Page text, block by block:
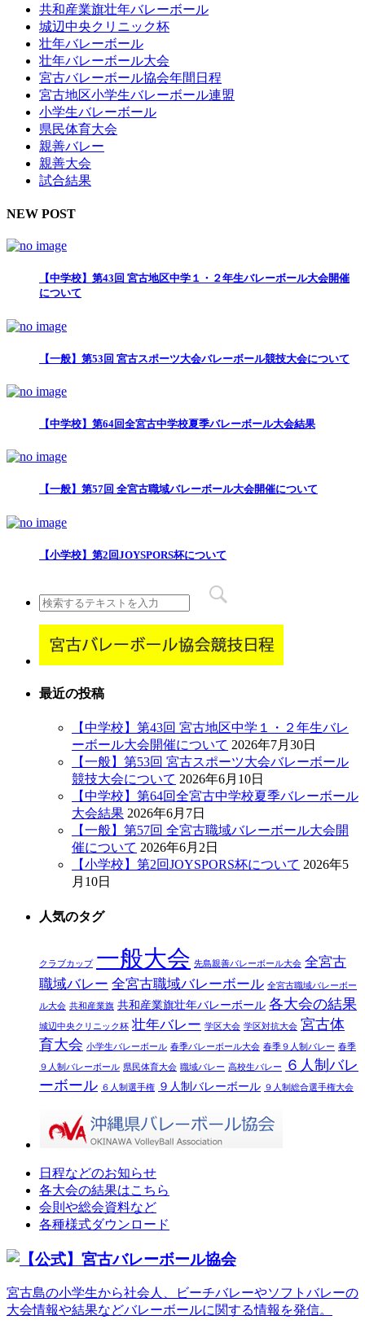
共和産業旗壮年バレーボール
城辺中央クリニック杯
壮年バレーボール
壮年バレーボール大会
宮古バレーボール協会年間日程
宮古地区小学生バレーボール連盟
小学生バレーボール
県民体育大会
親善バレー
親善大会
試合結果
NEW POST
【中学校】第43回 宮古地区中学１・２年生バレーボール大会開催
について
【一般】第53回 宮古スポーツ大会バレーボール競技大会について
【中学校】第64回全宮古中学校夏季バレーボール大会結果
【一般】第57回 全宮古職域バレーボール大会開催について
【小学校】第2回JOYSPORS杯について
最近の投稿
【中学校】第43回 宮古地区中学１・２年生バレ
ーボール大会開催について 2026年7月30日
【一般】第53回 宮古スポーツ大会バレーボール
競技大会について 2026年6月10日
【中学校】第64回全宮古中学校夏季バレーボール
大会結果 2026年6月7日
【一般】第57回 全宮古職域バレーボール大会開
催について 2026年6月2日
【小学校】第2回JOYSPORS杯について 2026年5
月10日
人気のタグ
クラブカップ 一般大会 先島親善バレーボール大会 全宮古
職域バレー 全宮古職域バレーボール 全宮古職域バレーボー
ル大会 共和産業旗 共和産業旗壮年バレーボール 各大会の結果
城辺中央クリニック杯 壮年バレー 学区大会 学区対抗大会 宮古体
育大会 小学生バレーボール 春季バレーボール大会 春季９人制バレー 春季
９人制バレーボール 県民体育大会 職域バレー 高校生バレー
６人制バレ
ーボール ６人制選手権 ９人制バレーボール ９人制総合選手権大会
日程などのお知らせ
各大会の結果はこちら
会則や総会資料など
各種様式ダウンロード
宮古島の小学生から社会人、ビーチバレーやソフトバレーの
大会情報や結果などバレーボールに関する情報を発信。